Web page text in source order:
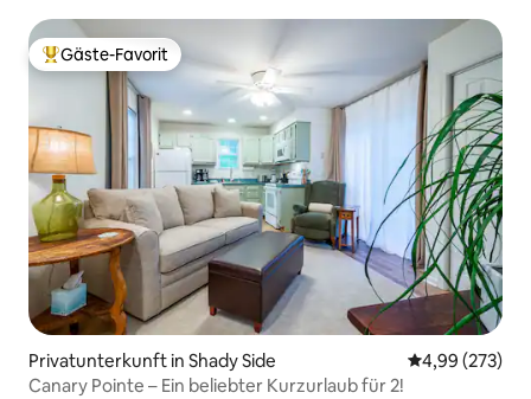
Beliebter Gäste-Favorit.
Gäste-Favorit
Privatunterkunft in Shady Side
4,99 (273)
Canary Pointe – Ein beliebter Kurzurlaub für 2!